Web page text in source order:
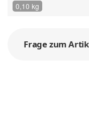
0,10 kg
Frage zum